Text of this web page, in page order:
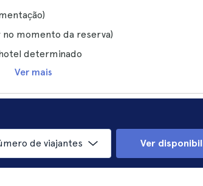
no momento da reserva)
determinado
Ver mais
de viajantes Ver